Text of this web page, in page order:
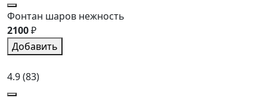
Фонтан шаров нежность
2100₽
Добавить
4.9(83)